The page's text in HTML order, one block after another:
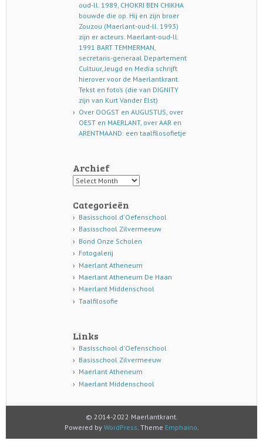
oud-ll. 1989, CHOKRI BEN CHIKHA
bouwde die op. Hij en zijn broer
Zouzou (Maerlant-oud-ll. 1993)
zijn er acteurs. Maerlant-oud-ll.
1991 BART TEMMERMAN,
secretaris-generaal Departement
Cultuur, Jeugd en Media schrijft
hierover voor de Maerlantkrant.
Tekst en foto’s (die van DIGNITY
zijn van Kurt Vander Elst)
Over OOGST en AUGUSTUS, over
OEST en MAERLANT, over AAR en
ARENTMAAND: een taalfilosofietje
Archief
Archief
Categorieën
Basisschool d'Oefenschool
Basisschool Zilvermeeuw
Bond Onze Scholen
Fotogalerij
Maerlant Atheneum
Maerlant Atheneum De Haan
Maerlant Middenschool
Taalfilosofie
Links
Basisschool d'Oefenschool
Basisschool Zilvermeeuw
Maerlant Atheneum
Maerlant Middenschool
© 2014-2022 Maerlantkrant.
Powered by WordPress . Theme Emphaino